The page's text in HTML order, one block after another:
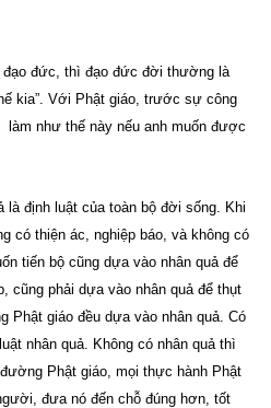
đạo đức, thì đạo đức đời thường là
kia”. Với Phật giáo, trước sự công
làm như thế này nếu anh muốn được
là định luật của toàn bộ đời sống. Khi
có thiện ác, nghiệp báo, và không có
tiến bộ cũng dựa vào nhân quả để
cũng phải dựa vào nhân quả để thụt
Phật giáo đều dựa vào nhân quả. Có
nhân quả. Không có nhân quả thì
Phật giáo, mọi thực hành Phật
đưa nó đến chỗ đúng hơn, tốt